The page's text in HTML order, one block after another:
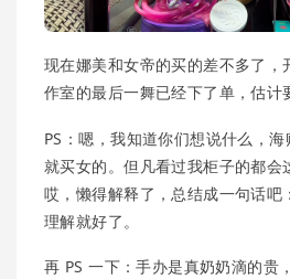
现在娜美和女帝的买的差不多了，
作室的最后一舞已经下了单，估计
PS：嗯，我知道你们想说什么，
就买女的。但凡看过我柜子的都会
哎，懒得解释了，总结成一句话吧：
理解就好了。
再 PS 一下：手办是真奶奶滴的贵